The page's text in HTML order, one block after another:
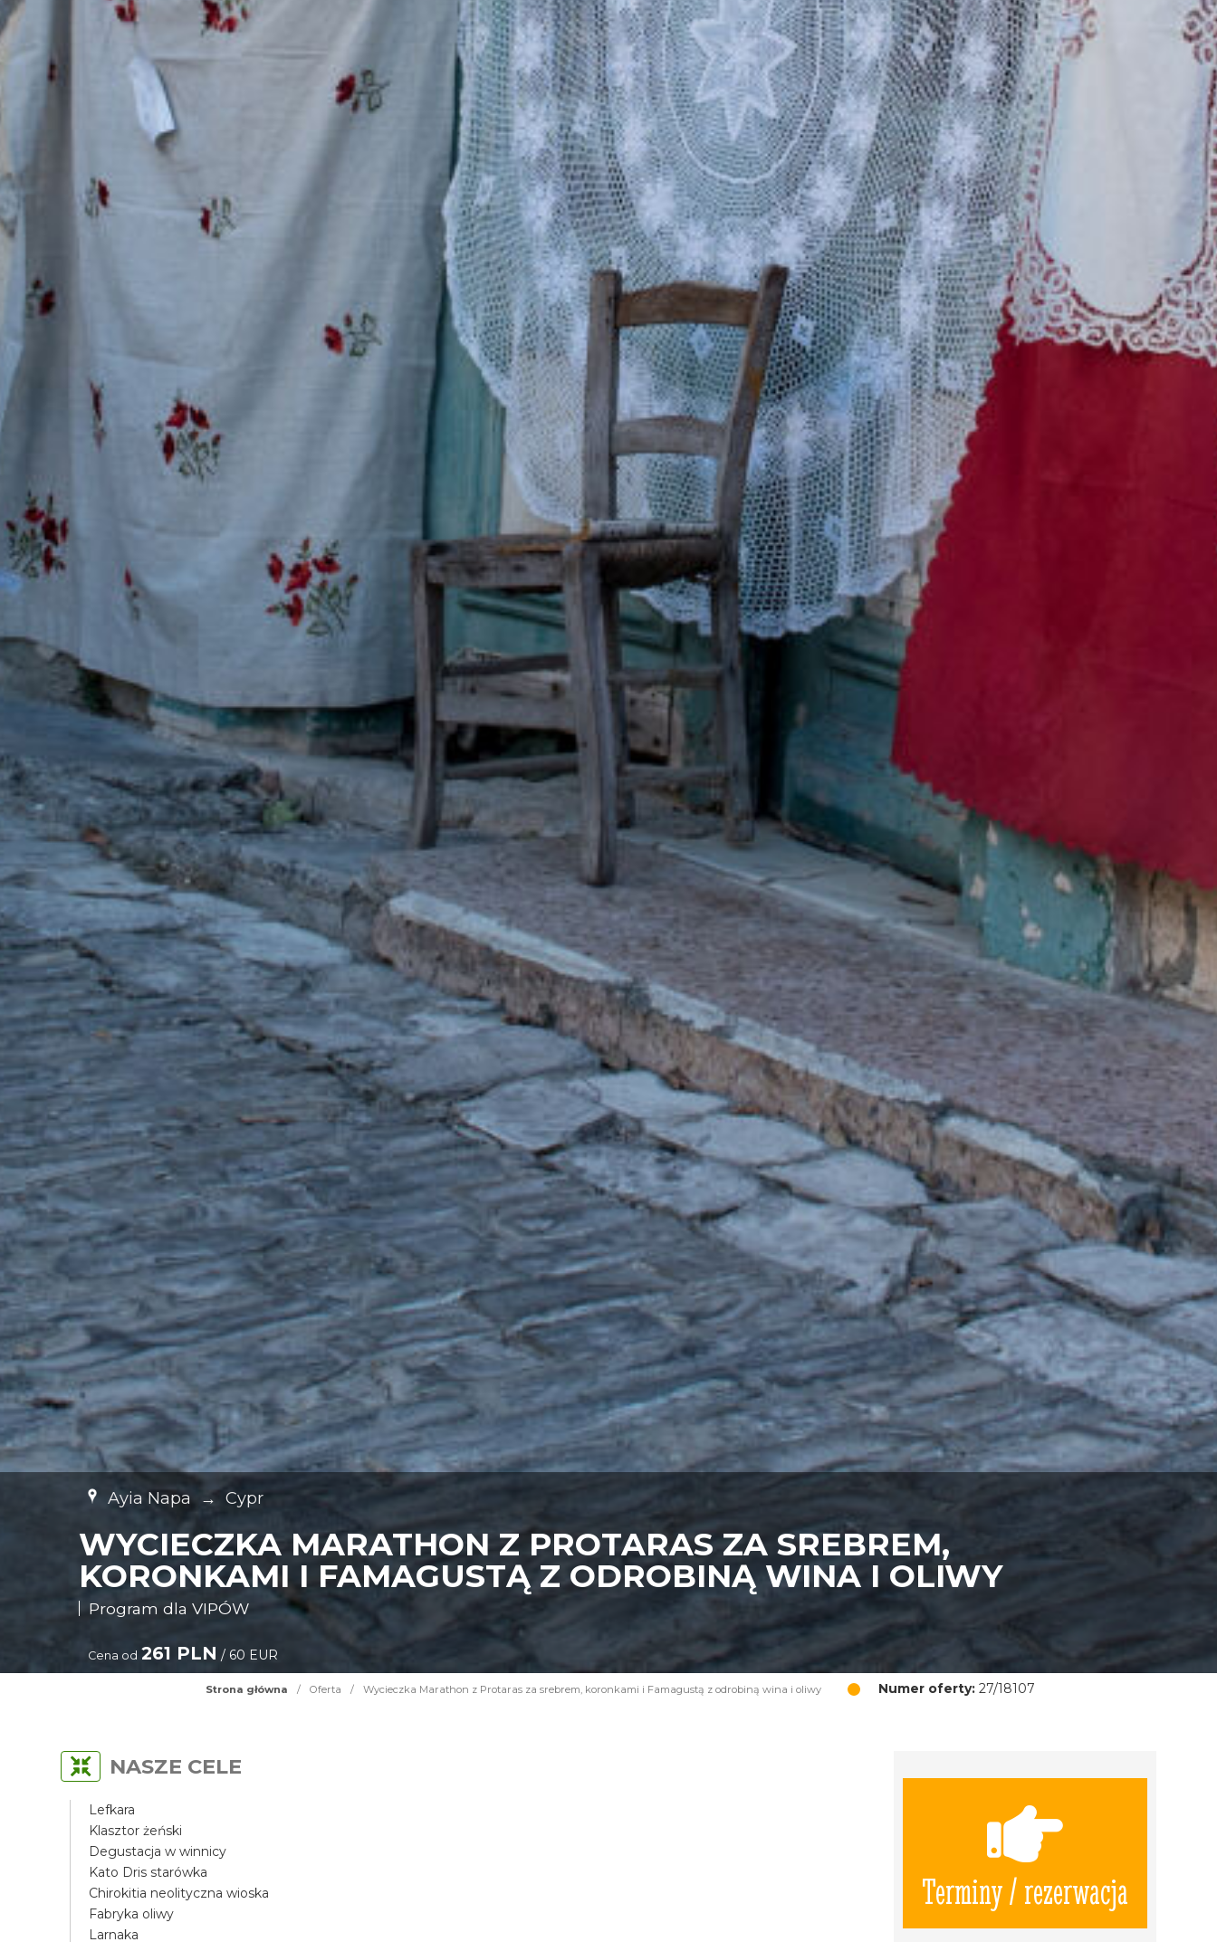
Ayia Napa → Cypr
WYCIECZKA MARATHON Z PROTARAS ZA SREBREM,
KORONKAMI I FAMAGUSTĄ Z ODROBINĄ WINA I OLIWY
Program dla VIPÓW
Cena od 261 PLN / 60 EUR
Strona główna / Oferta / Wycieczka Marathon z Protaras za srebrem, koronkami i Famagustą z odrobiną wina i oliwy Numer oferty:27/18107
Terminy / rezerwacja
NASZE CELE
Lefkara
Klasztor żeński
Degustacja w winnicy
Kato Dris starówka
Chirokitia neolityczna wioska
Fabryka oliwy
Larnaka